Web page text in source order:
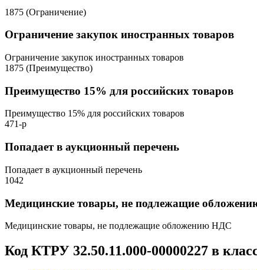
1875 (Ограничение)
Ограничение закупок иностранных товаров
Ограничение закупок иностранных товаров
1875 (Преимущество)
Преимущество 15% для российских товаров
Преимущество 15% для российских товаров
471-р
Попадает в аукционный перечень
Попадает в аукционный перечень
1042
Медицинские товары, не подлежащие
Медицинские товары, не подлежащие обложению НДС
Код КТРУ 32.50.11.000-00000227 в